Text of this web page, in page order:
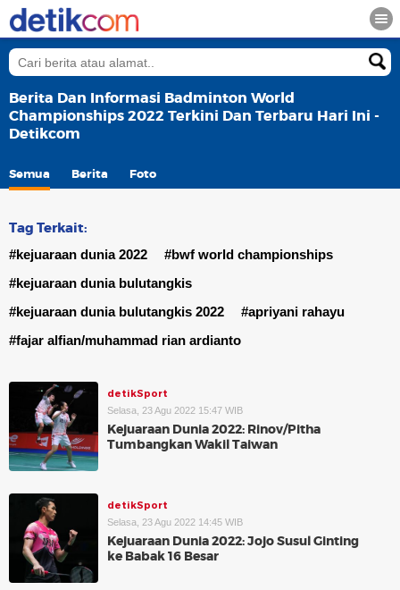
Berita Dan Informasi Badminton World
Championships 2022 Terkini Dan Terbaru Hari Ini -
Detikcom
Semua Berita Foto
Tag Terkait:
#kejuaraan dunia 2022
#bwf world championships
#kejuaraan dunia bulutangkis
#kejuaraan dunia bulutangkis 2022
#apriyani rahayu
#fajar alfian/muhammad rian ardianto
detikSport
Selasa, 23 Agu 2022 15:47 WIB
Kejuaraan Dunia 2022: Rinov/Pitha
Tumbangkan Wakil Taiwan
detikSport
Selasa, 23 Agu 2022 14:45 WIB
Kejuaraan Dunia 2022: Jojo Susul Ginting
ke Babak 16 Besar